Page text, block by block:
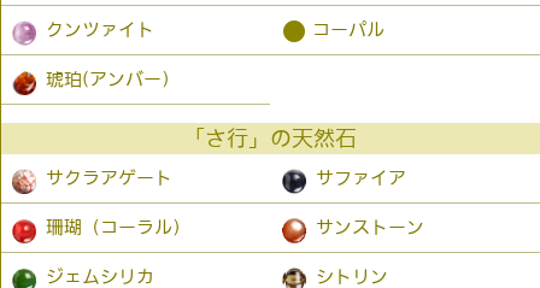
クンツァイト ● コーパル
琥珀(アンバー）
「さ行」の天然石
サクラアゲート サファイア
珊瑚（コーラル） サンストーン
ジェムシリカ シトリン